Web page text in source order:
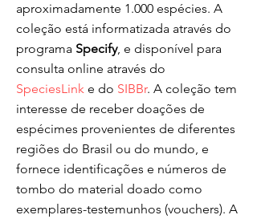
aproximadamente 1.000 espécies. A
coleção está informatizada através do
programa Specify, e disponível para
consulta online através do
SpeciesLink e do SIBBr. A coleção tem
interesse de receber doações de
espécimes provenientes de diferentes
regiões do Brasil ou do mundo, e
fornece identificações e números de
tombo do material doado como
exemplares-testemunhos (vouchers). A